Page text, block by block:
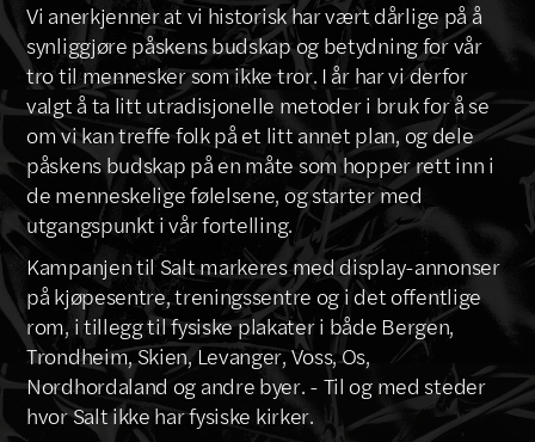
Vi anerkjenner at vi historisk har vært dårlige på å
synliggjøre påskens budskap og betydning for vår
tro til mennesker som ikke tror. I år har vi derfor
valgt å ta litt utradisjonelle metoder i bruk for å se
om vi kan treffe folk på et litt annet plan, og dele
påskens budskap på en måte som hopper rett inn i
de menneskelige følelsene, og starter med
utgangspunkt i vår fortelling.
Kampanjen til Salt markeres med display-annonser
på kjøpesentre, treningssentre og i det offentlige
rom, i tillegg til fysiske plakater i både Bergen,
Trondheim, Skien, Levanger, Voss, Os,
Nordhordaland og andre byer. - Til og med steder
hvor Salt ikke har fysiske kirker.